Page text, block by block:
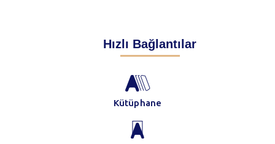
Hızlı Bağlantılar
Kütüphane